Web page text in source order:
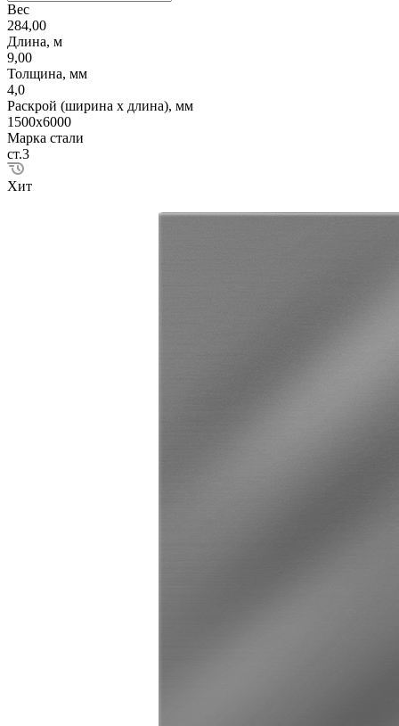
Вес
284,00
Длина, м
9,00
Толщина, мм
4,0
Раскрой (ширина х длина), мм
1500х6000
Марка стали
ст.3
Хит